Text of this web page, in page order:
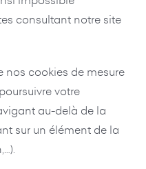
consultant notre site
nos cookies de mesure
votre
au-delà de la
sur un élément de la